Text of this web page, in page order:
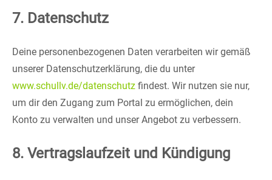
7. Datenschutz
Deine personenbezogenen Daten verarbeiten wir gemäß
unserer Datenschutzerklärung, die du unter
www.schullv.de/datenschutz findest. Wir nutzen sie nur,
um dir den Zugang zum Portal zu ermöglichen, dein
Konto zu verwalten und unser Angebot zu verbessern.
8. Vertragslaufzeit und Kündigung